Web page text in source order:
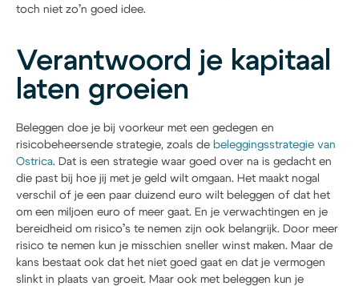
toch niet zo’n goed idee.
Verantwoord je kapitaal
laten groeien
Beleggen doe je bij voorkeur met een gedegen en
risicobeheersende strategie, zoals de beleggingsstrategie van
Ostrica. Dat is een strategie waar goed over na is gedacht en
die past bij hoe jij met je geld wilt omgaan. Het maakt nogal
verschil of je een paar duizend euro wilt beleggen of dat het
om een miljoen euro of meer gaat. En je verwachtingen en je
bereidheid om risico’s te nemen zijn ook belangrijk. Door meer
risico te nemen kun je misschien sneller winst maken. Maar de
kans bestaat ook dat het niet goed gaat en dat je vermogen
slinkt in plaats van groeit. Maar ook met beleggen kun je